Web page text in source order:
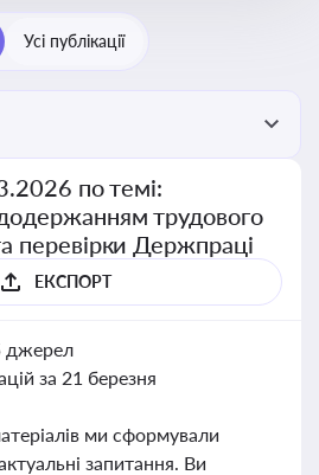
Усі публікації
по темі:
трудового
перевірки Держпраці
ЕКСПОРТ
джерел
за 21 березня
ми сформували
запитання. Ви